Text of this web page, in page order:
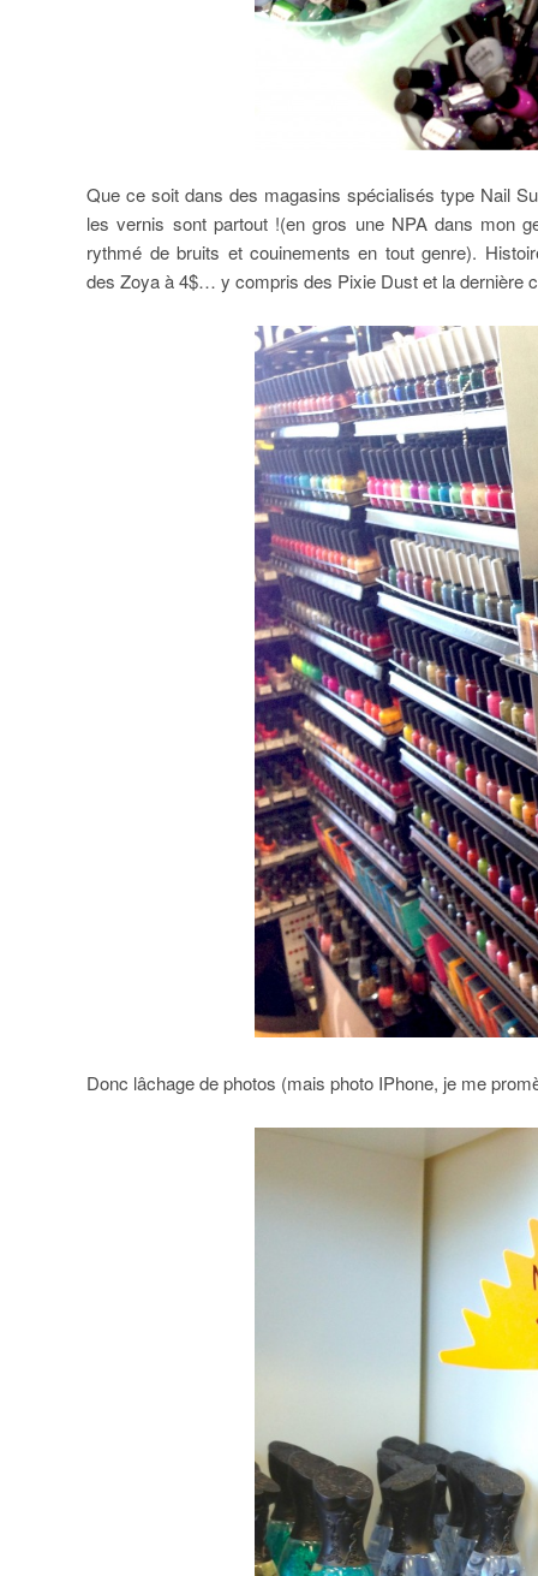
Que ce soit dans des magasins spécialisés type Nail
les vernis sont partout !(en gros une NPA dans mon
rythmé de bruits et couinements en tout genre).
des Zoya à 4$… y compris des Pixie Dust et la dernière
Donc lâchage de photos (mais photo IPhone, je me